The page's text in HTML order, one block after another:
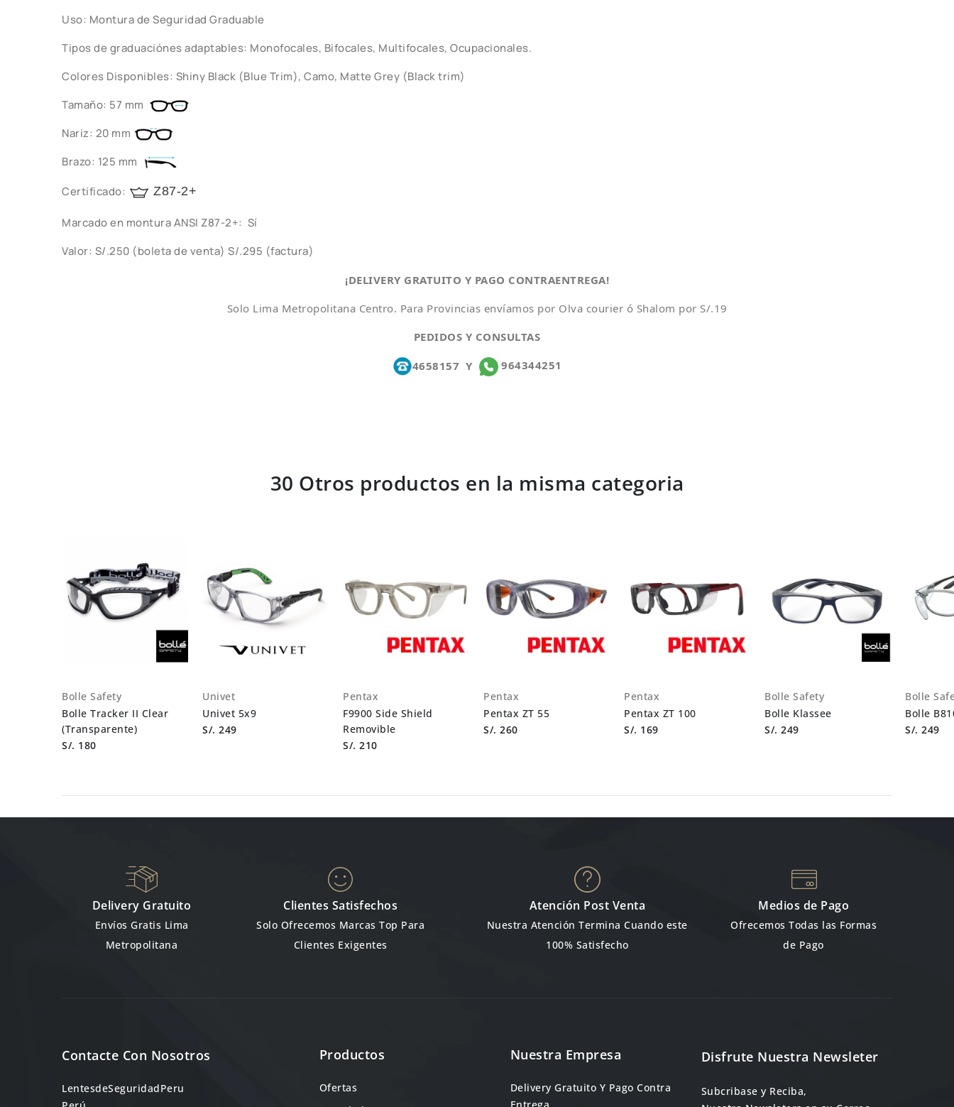
Uso: Montura de Seguridad Graduable
Tipos de graduaciónes adaptables: Monofocales, Bifocales, Multifocales, Ocupacionales.
Colores Disponibles: Shiny Black (Blue Trim), Camo, Matte Grey (Black trim)
Tamaño: 57 mm
Nariz: 20 mm
Brazo: 125 mm
Certificado: Z87-2+
Marcado en montura ANSI Z87-2+: Sí
Valor: S/.250 (boleta de venta) S/.295 (factura)
¡DELIVERY GRATUITO Y PAGO CONTRAENTREGA!
Solo Lima Metropolitana Centro. Para Provincias envíamos por Olva courier ó Shalom por S/.19
PEDIDOS Y CONSULTAS
4658157 Y 964344251
30 Otros productos en la misma categoria
Bolle Safety
Bolle Tracker II Clear
(Transparente)
S/. 180
Univet
Univet 5x9
S/. 249
Pentax
F9900 Side Shield
Removible
S/. 210
Pentax
Pentax ZT 55
S/. 260
Pentax
Pentax ZT 100
S/. 169
Bolle Safety
Bolle Klassee
S/. 249
Bolle
Bolle
S/. 249
Delivery Gratuito
Envíos Gratis Lima
Metropolitana
Clientes Satisfechos
Solo Ofrecemos Marcas Top Para
Clientes Exigentes
Atención Post Venta
Nuestra Atención Termina Cuando este
100% Satisfecho
Medios de Pago
Ofrecemos Todas las Formas
de Pago
Contacte Con Nosotros
LentesdeSeguridadPeru
Productos
Ofertas
Nuestra Empresa
Delivery Gratuito Y Pago Contra
Disfrute Nuestra Newsleter
Subcribase y Reciba,